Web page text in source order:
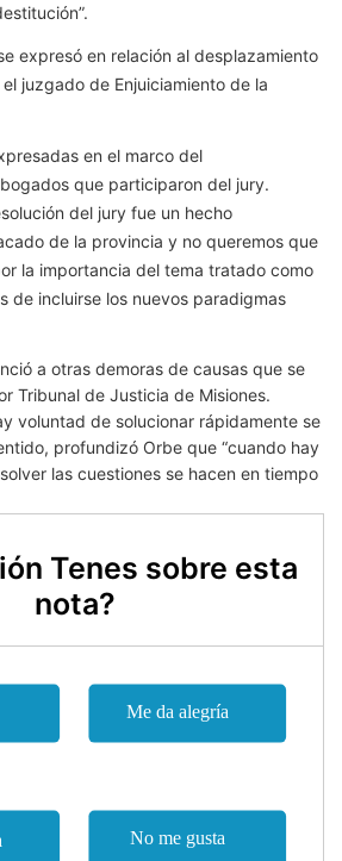
expresó en relación al desplazamiento
juzgado de Enjuiciamiento de la
en el marco del
que participaron del jury.
del jury fue un hecho
de la provincia y no queremos que
la importancia del tema tratado como
de incluirse los nuevos paradigmas
a otras demoras de causas que se
Tribunal de Justicia de Misiones.
voluntad de solucionar rápidamente se
profundizó Orbe que “cuando hay
las cuestiones se hacen en tiempo
Tenes sobre esta
nota?